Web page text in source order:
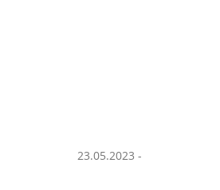
23.05.2023 -